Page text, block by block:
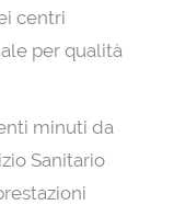
centri
per qualità
minuti da
Sanitario